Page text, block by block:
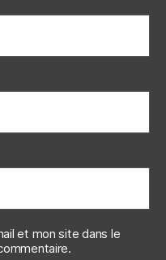
et mon site dans le